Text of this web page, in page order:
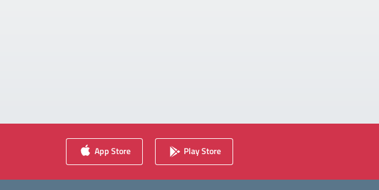
App Store Play Store